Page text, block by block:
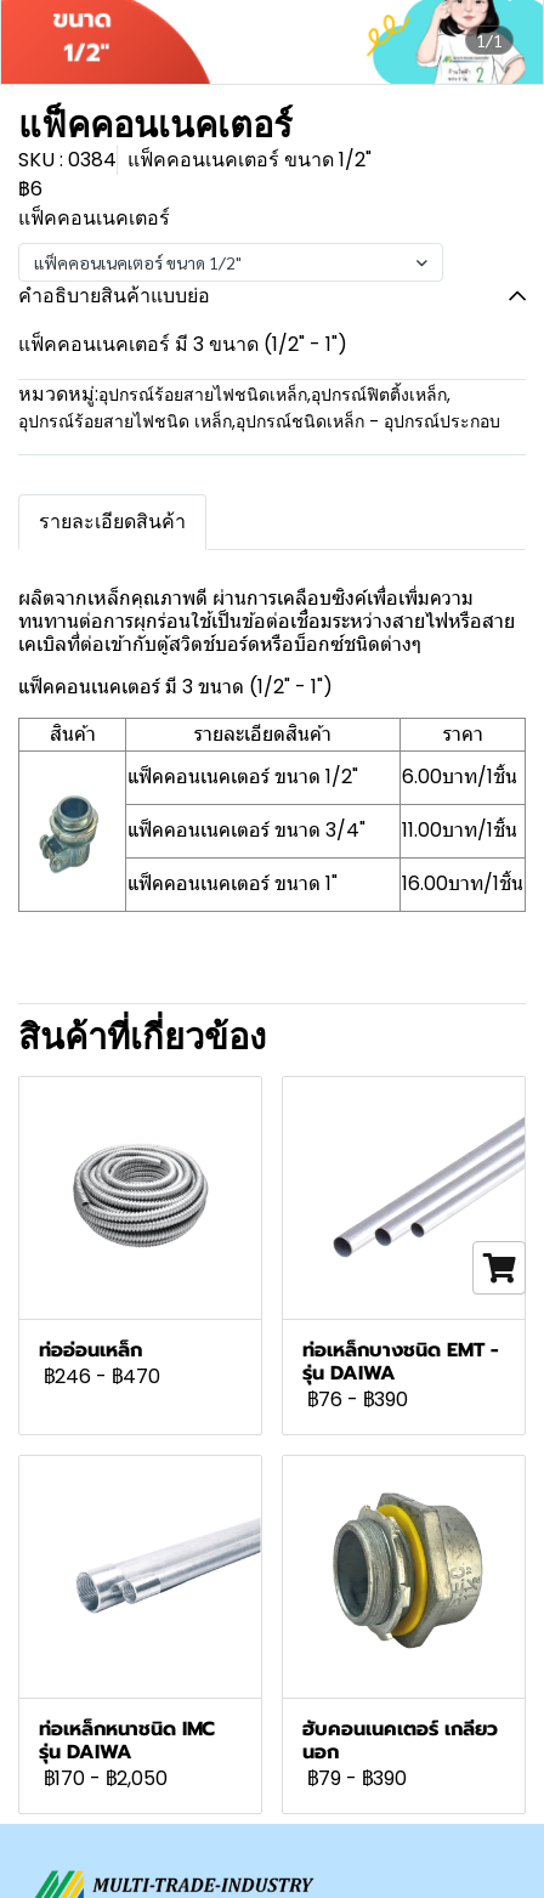
1/1
แฟ็คคอนเนคเตอร์
SKU : 0384 แฟ็คคอนเนคเตอร์ ขนาด 1/2"
฿6
แฟ็คคอนเนคเตอร์
แฟ็คคอนเนคเตอร์ ขนาด 1/2"
คำอธิบายสินค้าแบบย่อ
แฟ็คคอนเนคเตอร์ มี 3 ขนาด (1/2" - 1")
หมวดหมู่:อุปกรณ์ร้อยสายไฟชนิดเหล็ก,อุปกรณ์ฟิตติ้งเหล็ก,
อุปกรณ์ร้อยสายไฟชนิด เหล็ก,อุปกรณ์ชนิดเหล็ก - อุปกรณ์ประกอบ
รายละเอียดสินค้า
ผลิตจากเหล็กคุณภาพดี ผ่านการเคลือบซิงค์เพื่อเพิ่มความ
ทนทานต่อการผุกร่อนใช้เป็นข้อต่อเชื่อมระหว่างสายไฟหรือสาย
เคเบิลที่ต่อเข้ากับตู้สวิตช์บอร์ดหรือบ็อกซ์ชนิดต่างๆ
แฟ็คคอนเนคเตอร์ มี 3 ขนาด (1/2" - 1")
สินค้า
รายละเอียดสินค้า
ราคา
แฟ็คคอนเนคเตอร์ ขนาด 1/2"
6.00บาท/1ชิ้น
แฟ็คคอนเนคเตอร์ ขนาด 3/4"
11.00บาท/1ชิ้น
แฟ็คคอนเนคเตอร์ ขนาด 1"
16.00บาท/1ชิ้น
สินค้าที่เกี่ยวข้อง
ท่ออ่อนเหล็ก
฿246 - ฿470
ท่อเหล็กบางชนิด EMT -
รุ่น DAIWA
฿76 - ฿390
ท่อเหล็กหนาชนิด IMC
รุ่น DAIWA
฿170 - ฿2,050
ฮับคอนเนคเตอร์ เกลียว
นอก
฿79 - ฿390